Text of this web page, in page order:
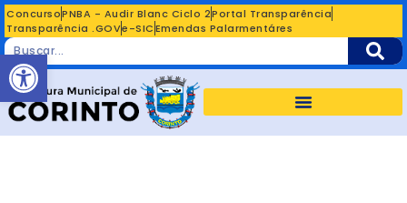
ConcursoPNBA - Audir Blanc Ciclo 2Portal Transparência
Transparência .GOVe-SICEmendas Palarmentáres
Abrir a barra de ferramentas